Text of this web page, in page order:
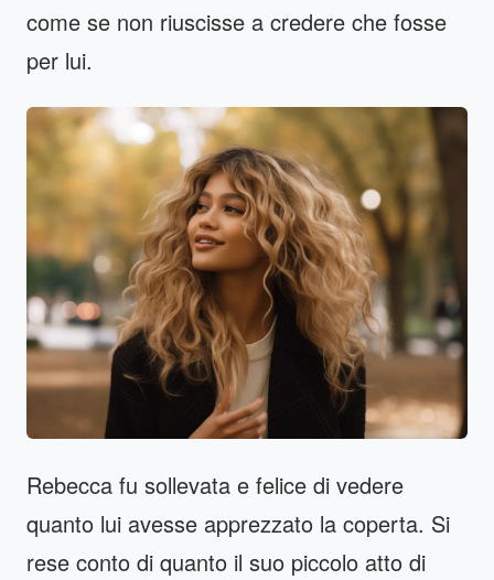
come se non riuscisse a credere che fosse
per lui.
Rebecca fu sollevata e felice di vedere
quanto lui avesse apprezzato la coperta. Si
rese conto di quanto il suo piccolo atto di